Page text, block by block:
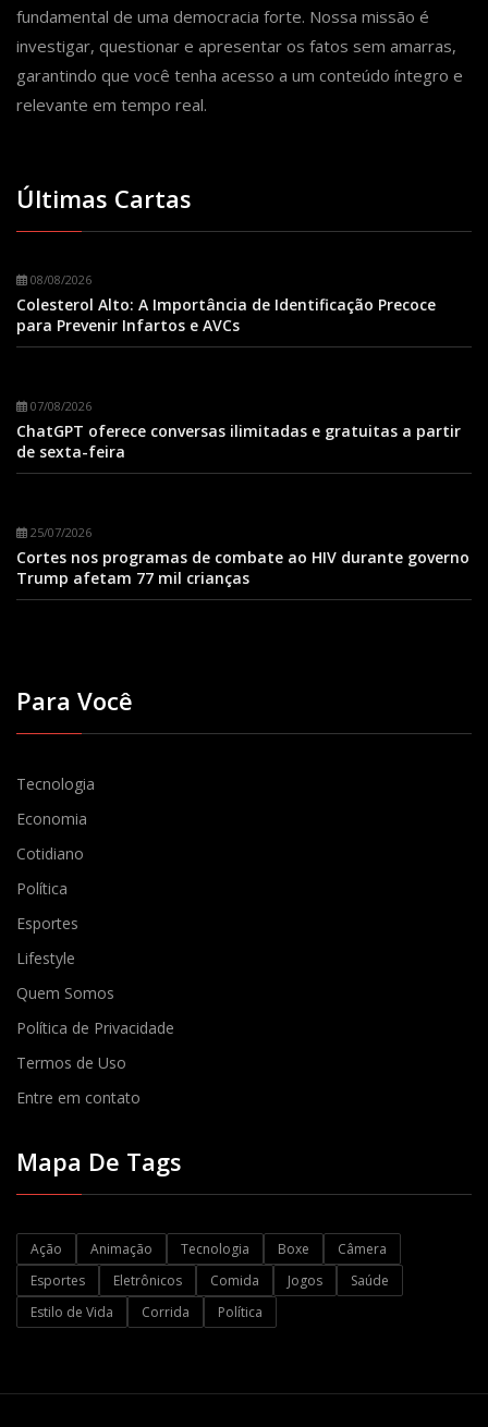
fundamental de uma democracia forte. Nossa missão é
investigar, questionar e apresentar os fatos sem amarras,
garantindo que você tenha acesso a um conteúdo íntegro e
relevante em tempo real.
Últimas Cartas
08/08/2026
Colesterol Alto: A Importância de Identificação Precoce
para Prevenir Infartos e AVCs
07/08/2026
ChatGPT oferece conversas ilimitadas e gratuitas a partir
de sexta-feira
25/07/2026
Cortes nos programas de combate ao HIV durante governo
Trump afetam 77 mil crianças
Para Você
Tecnologia
Economia
Cotidiano
Política
Esportes
Lifestyle
Quem Somos
Política de Privacidade
Termos de Uso
Entre em contato
Mapa De Tags
Ação Animação Tecnologia Boxe
Câmera
Esportes
Eletrônicos Comida Jogos
Saúde
Estilo de Vida
Corrida Política